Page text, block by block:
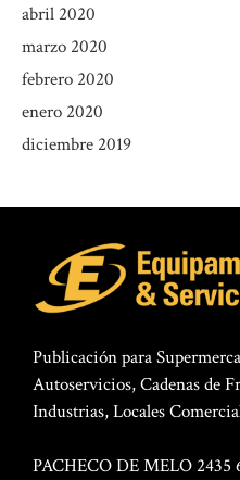
abril 2020
marzo 2020
febrero 2020
enero 2020
diciembre 2019
Publicación para
Autoservicios, Cadenas de
Industrias, Locales
PACHECO DE MELO 2435